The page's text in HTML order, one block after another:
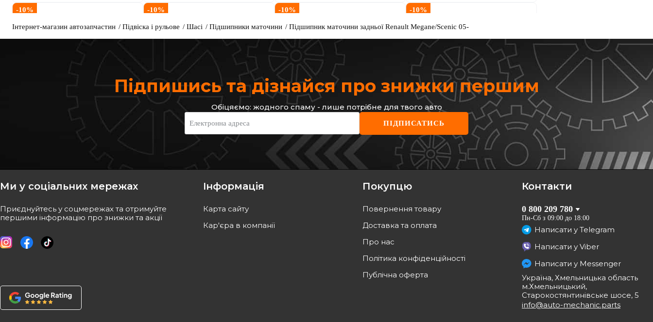
-10%
891 грн
Відправка 12.08
-10%
BORG & BECK
Пiдшипник ступицi
Код: BWK966
1 001 грн
КУПИТИ
-10%
Renault Megane II (25x55x48) (к-
кт)
Код: 216085
784
грн
706 грн
-10%
Підшипник маточини (задньої)
Renault Megane II/Scenic II
(25x55x48)
Код: GK3676
870 грн
783 грн
Інтернет-магазин автозапчастин Підвіска і рульове Шасі Підшипники маточини Підшипник маточини задньої Renault Megane/Scenic 05-
Підпишись та дізнайся про знижки першим
Обіцяємо: жодного спаму - лише потрібне для твого авто
Електронна адреса ПІДПИСАТИСЬ
Ми у соціальних мережах
Приєднуйтесь у соцмережах та отримуйте
першими інформацію про знижки та акції
Контакти
0 800 209 780
Пн-Сб з 09:00 до 18:00
Написати у Telegram
Написати у Viber
Написати у Messenger
Україна, Хмельницька область
м.Хмельницький,
Старокостянтинівське шосе, 5
info@auto-mechanic.parts
Інформація
Карта сайту
Кар'єра в компанії
Покупцю
Повернення товару
Доставка та оплата
Про нас
Політика конфіденційності
Публічна оферта